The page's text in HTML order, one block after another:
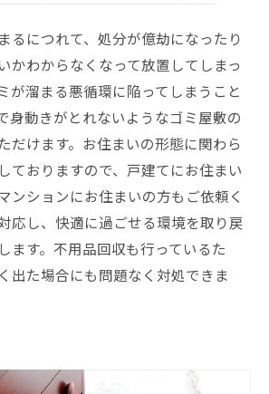
るにつれて、処分が億劫になったり
かわからなくなって放置してしまっ
が溜まる悪循環に陥ってしまうこと
身動きがとれないようなゴミ屋敷の
だけます。お住まいの形態に関わら
ておりますので、戸建てにお住まい
ンションにお住まいの方もご依頼く
応し、快適に過ごせる環境を取り戻
ます。不用品回収も行っているた
出た場合にも問題なく対処できま